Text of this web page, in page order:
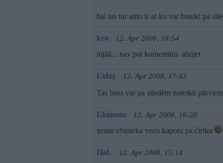
hal tas tur auto ir ar ko var braukt pa
kro 12. Apr 2008, 18:54
mjāā... nav pat komentāru. ahujet
Eidzy 12. Apr 2008, 17:43
Tas buss var pa sliedēm noteikti
Ekimons 12. Apr 2008, 16:20
ņemu eSinieka veco kapotu pa čiriku
HaL 12. Apr 2008, 15:14